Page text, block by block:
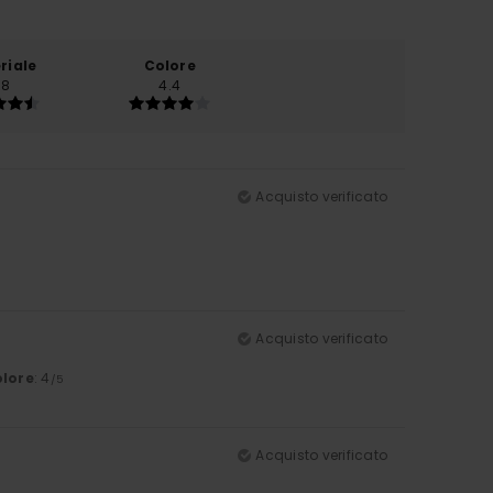
Colore
4.4
Acquisto verificato
Acquisto verificato
: 4 /5
Acquisto verificato